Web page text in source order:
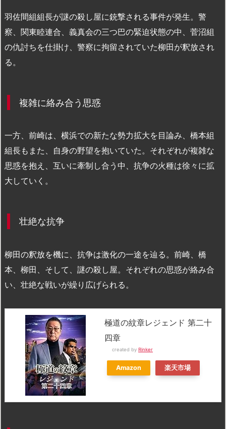
羽佐間組組長が謎の殺し屋に銃撃される事件が発生。警
察、関東睦連合、義真会の三つ巴の緊迫状態の中、菅沼組
の仇討ちを仕掛け、警察に拘留されていた柳田が釈放され
る。
複雑に絡み合う思惑
一方、前崎は、横浜での新たな勢力拡大を目論み、橋本組
組長もまた、自身の野望を抱いていた。それぞれが複雑な
思惑を抱え、互いに牽制し合う中、抗争の火種は徐々に拡
大していく。
壮絶な抗争
柳田の釈放を機に、抗争は激化の一途を辿る。前崎、橋
本、柳田、そして、謎の殺し屋。それぞれの思惑が絡み合
い、壮絶な戦いが繰り広げられる。
極道の紋章レジェンド 第二十
四章
created by Rinker
Amazon 楽天市場